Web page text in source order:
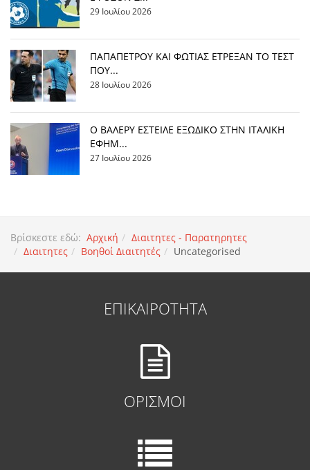
29 Ιουλίου 2026
ΠΑΠΑΠΕΤΡΟΥ ΚΑΙ ΦΩΤΙΑΣ ΕΤΡΕΞΑΝ ΤΟ ΤΕΣΤ
ΠΟΥ...
28 Ιουλίου 2026
Ο ΒΑΛΕΡΥ ΕΣΤΕΙΛΕ ΕΞΩΔΙΚΟ ΣΤΗΝ ΙΤΑΛΙΚΗ
ΕΦΗΜ...
27 Ιουλίου 2026
Βρίσκεστε εδώ: Αρχική
Διαιτητες - Παρατηρητες
Διαιτητες
Βοηθοί Διαιτητές Uncategorised
ΕΠΙΚΑΙΡΟΤΗΤΑ
ΟΡΙΣΜΟΙ